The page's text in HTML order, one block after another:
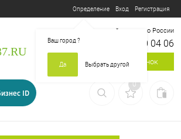
Определение
Ваш город?
Да Выбрать другой
Вход Регистрация
Бесплатный звонок по России
8 800 700 04 06
Заказать звонок
ID
0